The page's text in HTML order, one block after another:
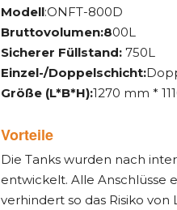
Modell:ONFT-800D
Bruttovolumen:800L
Sicherer Füllstand:750L
Einzel-/Doppelschicht:
Größe (L*B*H):1270 mm *
Vorteile
Die Tanks wurden nach
entwickelt. Alle Anschlüsse
verhindert so das Risiko